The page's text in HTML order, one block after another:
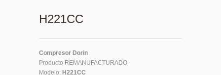
H221CC
Compresor Dorin
Producto REMANUFACTURADO
Modelo: H221CC